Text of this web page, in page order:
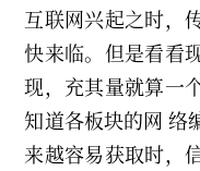
互联网兴起之时，
快来临。但是看看
现，充其量就算一
知道各板块的网 络
来越容易获取时，